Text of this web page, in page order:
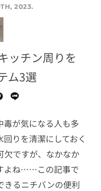
2023.
ッチン周りを
ム3選
毒が気になる人も多
りを清潔にしておく
欠ですが、なかなか
よね……この記事で
きるニチバンの便利